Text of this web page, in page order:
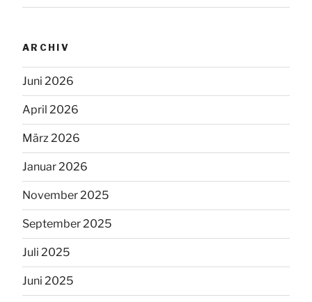
ARCHIV
Juni 2026
April 2026
März 2026
Januar 2026
November 2025
September 2025
Juli 2025
Juni 2025